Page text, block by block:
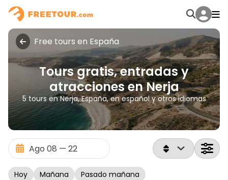
Free tours en España
Tours gratis, entradas y
atracciones en Nerja
5 tours en Nerja, España, en español y otros idiomas
Hoy Mañana Pasado mañana